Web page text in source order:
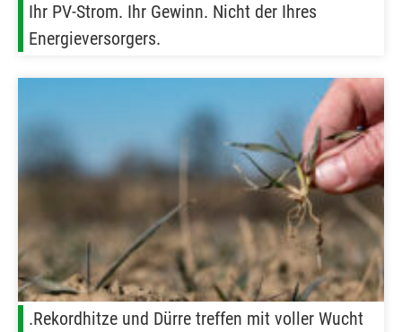
Ihr PV-Strom. Ihr Gewinn. Nicht der Ihres
Energieversorgers.
.Rekordhitze und Dürre treffen mit voller Wucht